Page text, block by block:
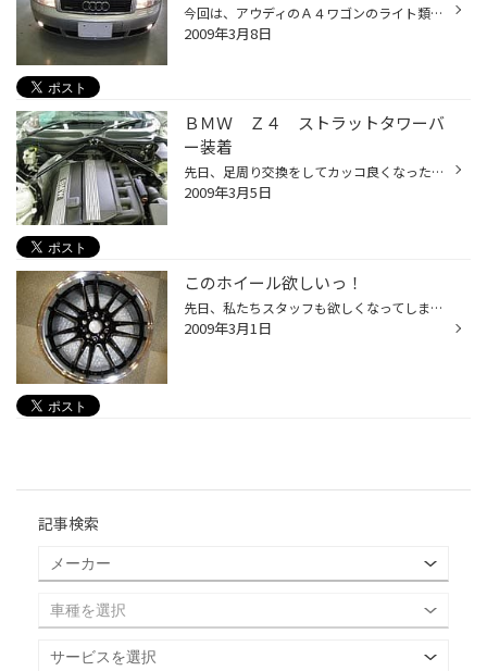
今回は、アウディのＡ４ワゴンのライト類の交換をしました。 ヘッドライトはＨＩＤで白いのでその色に合わせて ポジションバルブ、フォグバルブ、ライセンスバルブを変えました。 これを変えるだけで、車の印象もかなり変わりますよ。 画像を見て頂ければ良く分かると思います。 バルブ交換で車の印...
2009年3月8日
ＢＭＷ Ｚ４ ストラットタワーバ
ー装着
先日、足周り交換をしてカッコ良くなったＺ４に今度は ストラットタワーバーを装着しました。 もちろん純正でもついていますが、装着したアフターパーツに 比べると少し頼りない感じがします。 大きなパワーを受け止めて「ねじれ」を抑制させる為のパーツ なのである程度太くてゴツい感じの方が効果...
2009年3月5日
このホイール欲しいっ！
先日、私たちスタッフも欲しくなってしまう様なかなり カッコいいホイールがＲＡＹＳ（レイズ）から発売になりました。 カラーの追加なのですが、そのカラーリングが良いんです。 デザインはツインスポークのＲＥ３０でそれ自体も十分カッコ良く 魅力的なのですがそれが今回はブラック＆ポリッシュ...
2009年3月1日
記事検索